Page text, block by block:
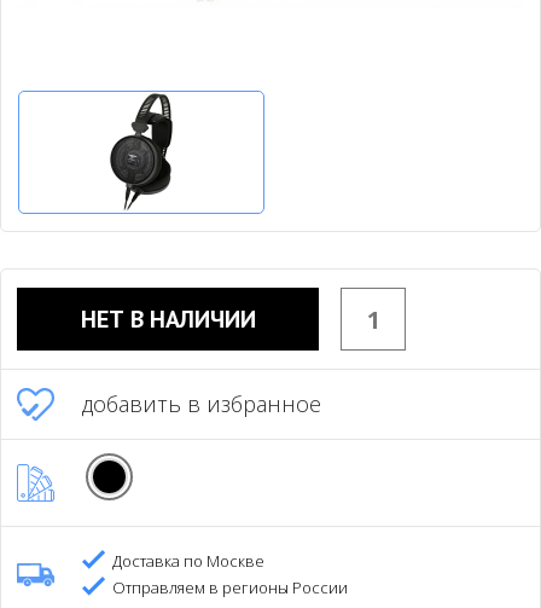
НЕТ В НАЛИЧИИ
добавить в избранное
Доставка по Москве
Отправляем в регионы России